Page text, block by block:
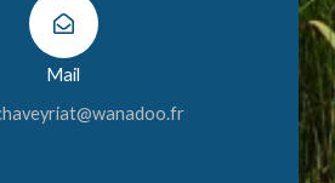
Mail